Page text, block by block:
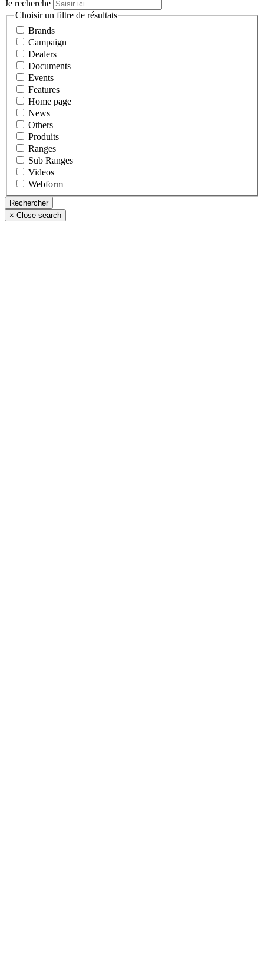
Je recherche
Choisir un filtre de résultats
Brands
Campaign
Dealers
Documents
Events
Features
Home page
News
Others
Produits
Ranges
Sub Ranges
Videos
Webform
× Close search